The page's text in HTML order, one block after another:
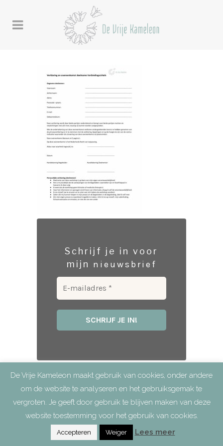
Schrijf je in voor
mijn nieuwsbrief
De Vrije Kameleon maakt gebruik van cookies, onder andere
om de website te analyseren en het gebruiksgemak te
vergroten. Je geeft door gebruik te blijven maken van deze
website toestemming voor het gebruik van cookies.
Accepteren Weiger Lees meer